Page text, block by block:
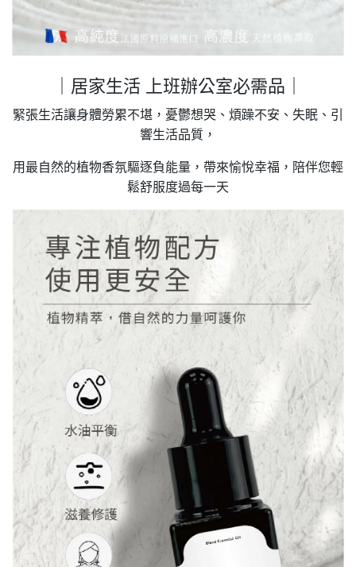
｜居家生活 上班辦公室必需品｜
緊張生活讓身體勞累不堪，憂鬱想哭、煩躁不安、失眠、引
響生活品質，
用最自然的植物香氛驅逐負能量，帶來愉悅幸福，陪伴您輕
鬆舒服度過每一天